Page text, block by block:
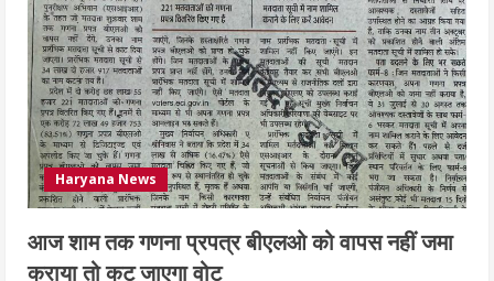
Haryana News
आज शाम तक गणना प्रपत्र बीएलओ को वापस नहीं जमा
कराया तो कट जाएगा वोट